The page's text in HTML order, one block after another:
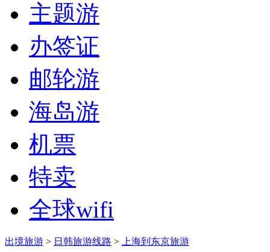
主题游
办签证
邮轮游
海岛游
机票
特卖
全球wifi
出境旅游 > 日韩旅游线路 > 上海到东京旅游